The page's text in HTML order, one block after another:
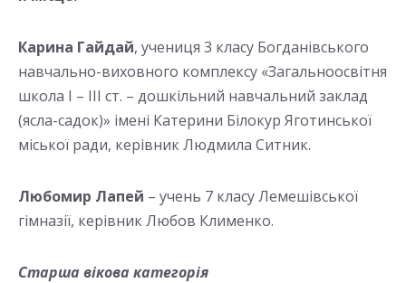
Карина Гайдай, учениця 3 класу Богданівського
навчально-виховного комплексу «Загальноосвітня
школа І – ІІІ ст. – дошкільний навчальний заклад
(ясла-садок)» імені Катерини Білокур Яготинської
міської ради, керівник Людмила Ситник.
Любомир Лапей – учень 7 класу Лемешівської
гімназії, керівник Любов Клименко.
Старша вікова категорія